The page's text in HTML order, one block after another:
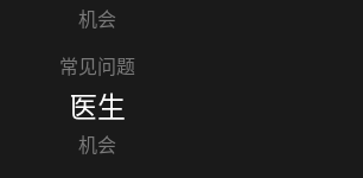
机会
常见问题
医生
机会